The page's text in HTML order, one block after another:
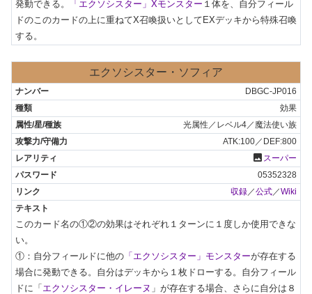
発動できる。 「エクソシスター」Xモンスター １体を、自分フィール
ドのこのカードの上に重ねてX召喚扱いとしてEXデッキから特殊召喚
する。
エクソシスター・ソフィア
DBGC-JP016
効果
光属性／レベル4／魔法使い族
ATK:100／DEF:800
photo スーパー
05352328
収録 ／公式 ／Wiki
このカード名の①②の効果はそれぞれ１ターンに１度しか使用できな
い。
①：自分フィールドに他の 「エクソシスター」モンスターが存在する
場合に発動できる。自分はデッキから１枚ドローする。自分フィール
ドに「エクソシスター・イレーヌ 」が存在する場合、さらに自分は８